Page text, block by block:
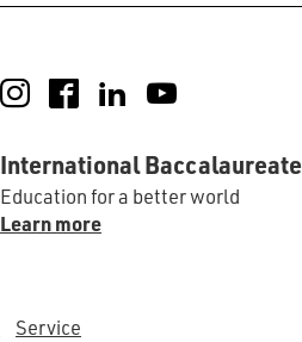
Instagram
FacebookLinkedIn
International Baccalaureate
Education for a better world
Learn more
Service